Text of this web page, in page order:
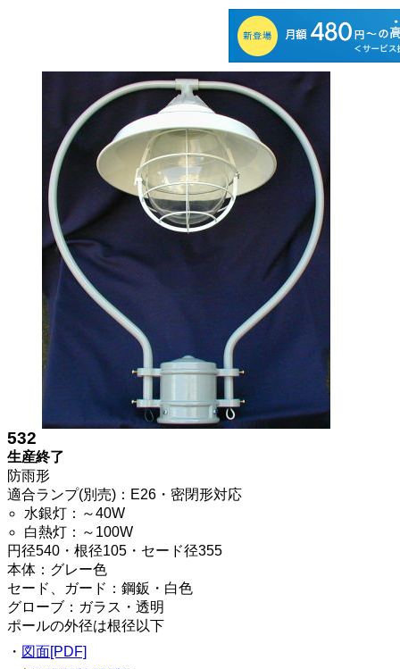
532
生産終了
防雨形
適合ランプ(別売)：E26・密閉形対応
水銀灯：～40W
白熱灯：～100W
円径540・根径105・セード径355
本体：グレー色
セード、ガード：鋼鈑・白色
グローブ：ガラス・透明
ポールの外径は根径以下
・ 図面[PDF]